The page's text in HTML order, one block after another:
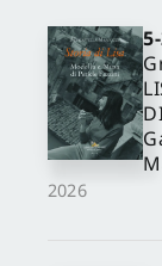
2026